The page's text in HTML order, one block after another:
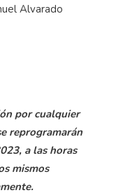
Alvarado
por cualquier
reprogramarán
a las horas
mismos